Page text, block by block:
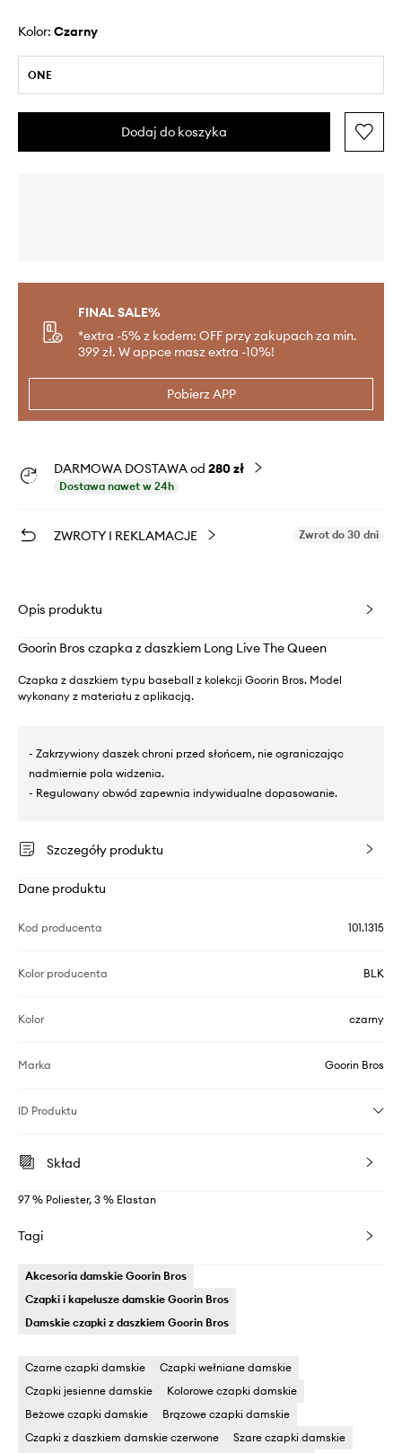
Kolor: czarny
ONE
Dodaj do koszyka
FINAL SALE%
*extra -5% z kodem: OFF przy zakupach za min.
399 zł. W appce masz extra -10%!
Pobierz APP
DARMOWA DOSTAWA od 280 zł
Dostawa nawet w 24h
ZWROTY I REKLAMACJE Zwrot do 30 dni
Opis produktu
Goorin Bros czapka z daszkiem Long Live The Queen
Czapka z daszkiem typu baseball z kolekcji Goorin Bros. Model
wykonany z materiału z aplikacją.
- Zakrzywiony daszek chroni przed słońcem, nie ograniczając
nadmiernie pola widzenia.
- Regulowany obwód zapewnia indywidualne dopasowanie.
Szczegóły produktu
Dane produktu
Kod producenta 101.1315
Kolor producenta BLK
Kolor czarny
Marka Goorin Bros
ID Produktu
Skład
97 % Poliester, 3 % Elastan
Tagi
Akcesoria damskie Goorin Bros
Czapki i kapelusze damskie Goorin Bros
Damskie czapki z daszkiem Goorin Bros
Czarne czapki damskie
Czapki wełniane damskie
Czapki jesienne damskie
Kolorowe czapki damskie
Beżowe czapki damskie
Brązowe czapki damskie
Czapki z daszkiem damskie czerwone
Szare czapki damskie